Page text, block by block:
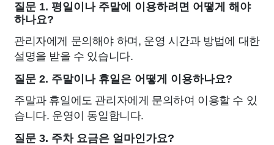
질문 1. 평일이나 주말에 이용하려면 어떻게 해야
하나요?
관리자에게 문의해야 하며, 운영 시간과 방법에 대한
설명을 받을 수 있습니다.
질문 2. 주말이나 휴일은 어떻게 이용하나요?
주말과 휴일에도 관리자에게 문의하여 이용할 수 있
습니다. 운영이 동일합니다.
질문 3. 주차 요금은 얼마인가요?